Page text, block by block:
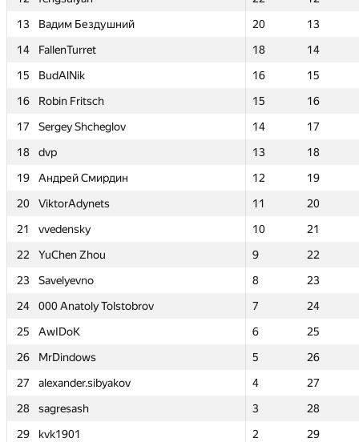
13
Вадим Бездушний 20
13
14
FallenTurret 18
14
15
BudAlNik 16
15
16
Robin Fritsch 15
16
17
Sergey Shcheglov 14
17
18
dvp 13
18
19
Андрей Смирдин 12
19
20
ViktorAdynets 11
20
21
vvedensky 10
21
22
YuChen Zhou 9
22
23
Savelyevno 8
23
24
000 Anatoly Tolstobrov 7
24
25
AwIDoK 6
25
26
MrDindows 5
26
27
alexander.sibyakov 4
27
28
sagresash 3
28
29
kvk1901 2
29
13
Вадим Бездушний 20
13
14
FallenTurret 18
14
15
BudAlNik 16
15
16
Robin Fritsch 15
16
17
Sergey Shcheglov 14
17
18
dvp 13
18
19
Андрей Смирдин 12
19
20
ViktorAdynets 11
20
21
vvedensky 10
21
22
YuChen Zhou 9
22
23
Savelyevno 8
23
24
000 Anatoly Tolstobrov 7
24
25
AwIDoK 6
25
26
MrDindows 5
26
27
alexander.sibyakov 4
27
28
sagresash 3
28
29
kvk1901 2
29